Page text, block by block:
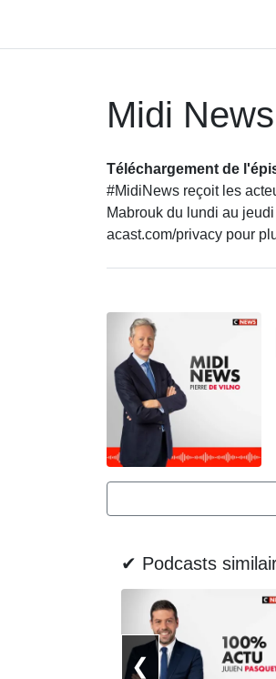
Midi News
Téléchargement de
#MidiNews reçoit les
Mabrouk du lundi au
acast.com/privacy pour
✔ Podcasts
❮